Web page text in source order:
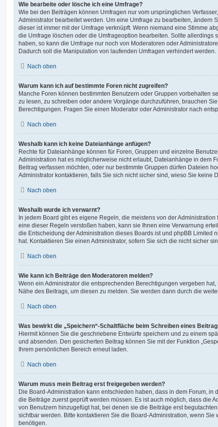
Wie bearbeite oder lösche ich eine Umfrage?
Wie bei den Beiträgen können Umfragen nur vom ursprünglichen
Administrator bearbeitet werden. Um eine Umfrage zu bearbeiten, ändern
dieser ist immer mit der Umfrage verknüpft. Wenn niemand eine Stimme
die Umfrage löschen oder die Umfrageoption bearbeiten. Sollte allerdings
haben, so kann die Umfrage nur noch von Moderatoren oder
Dadurch soll die Manipulation von laufenden Umfragen verhindert werden.
Nach oben
Warum kann ich auf bestimmte Foren nicht zugreifen?
Manche Foren können bestimmten Benutzern oder Gruppen vorbehalten
zu lesen, zu schreiben oder andere Vorgänge durchzuführen, brauchen
Berechtigungen. Fragen Sie einen Moderator oder Administrator nach
Nach oben
Weshalb kann ich keine Dateianhänge anfügen?
Rechte für Dateianhänge können für Foren, Gruppen und einzelne
Administration hat es möglicherweise nicht erlaubt, Dateianhänge in dem
Beitrag verfassen möchten, oder nur bestimmte Gruppen dürfen Dateien
Administrator kontaktieren, falls Sie sich nicht sicher sind, wieso Sie keine
Nach oben
Weshalb wurde ich verwarnt?
In jedem Board gibt es eigene Regeln, die meistens von der
eine dieser Regeln verstoßen haben, kann sie Ihnen eine Verwarnung
die Entscheidung der Administration dieses Boards ist und phpBB Limited
hat. Kontaktieren Sie einen Administrator, sofern Sie sich die nicht sicher
Nach oben
Wie kann ich Beiträge den Moderatoren melden?
Wenn ein Administrator die entsprechenden Berechtigungen vergeben
Nähe des Beitrags, um diesen zu melden. Sie werden dann durch die
Nach oben
Was bewirkt die „Speichern“-Schaltfläche beim Schreiben eines
Hiermit können Sie die geschriebene Entwürfe speichern und zu einem
und absenden. Den gesicherten Beitrag können Sie mit der Funktion
Ihrem persönlichen Bereich erneut laden.
Nach oben
Warum muss mein Beitrag erst freigegeben werden?
Die Board-Administration kann entschieden haben, dass in dem Forum, in
die Beiträge zuerst geprüft werden müssen. Es ist auch möglich, dass die
von Benutzern hinzugefügt hat, bei denen sie die Beiträge erst
sichtbar werden. Bitte kontaktieren Sie die Board-Administration, wenn Sie
benötigen.